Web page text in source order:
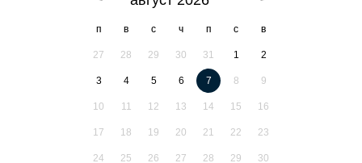
п в с ч п с в
27 28 29 30 31 1 2
3 4 5 6 7 8 9
10 11 12 13 14 15 16
17 18 19 20 21 22 23
24 25 26 27 28 29 30